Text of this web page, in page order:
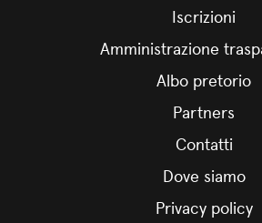
Iscrizioni
Amministrazione
Albo pretorio
Partners
Contatti
Dove siamo
Privacy policy